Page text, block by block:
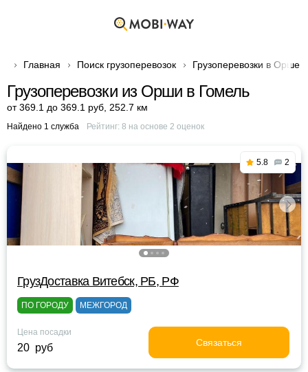
Главная Поиск грузоперевозок Грузоперевозки в Орше
Грузоперевозки из Орши в Гомель
от 369.1 до 369.1 руб 252.7 км
Найдено 1 служба Рейтинг: 8 на основе 2 оценок
5.8 2
ГрузДоставка Витебск, РБ, РФ
ПО ГОРОДУ МЕЖГОРОД
Цена посадки
20 руб Связаться